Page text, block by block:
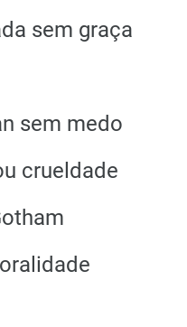
sem graça
sem medo
crueldade